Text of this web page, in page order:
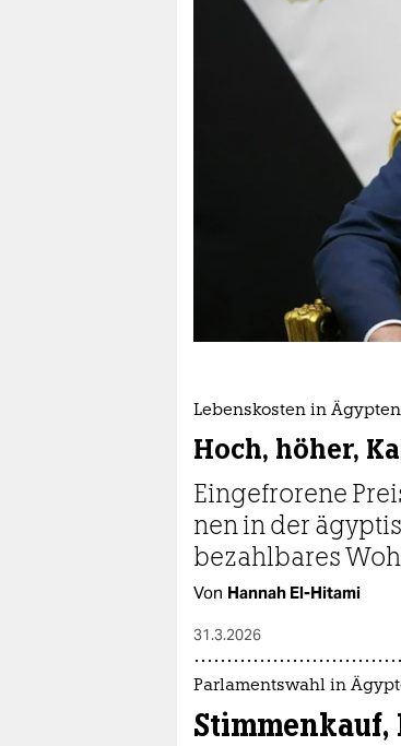
berlin
veranstaltungen
fragen & hilfe
abo
genossenschaft
epaper login
Lebenskosten in Ägypten
Hoch, höher,
Eingefrorene
nen in der
bezahlbares
Von Hannah El-Hitami
31.3.2026
Parlamentswahl in